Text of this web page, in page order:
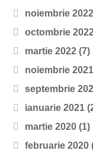
noiembrie 2022
octombrie
martie 2022 (7)
noiembrie 2021
septembrie
ianuarie 2021
martie 2020 (1)
februarie 2020